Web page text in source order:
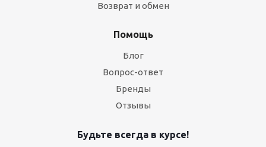
Возврат и обмен
Помощь
Блог
Вопрос-ответ
Бренды
Отзывы
Будьте всегда в курсе!